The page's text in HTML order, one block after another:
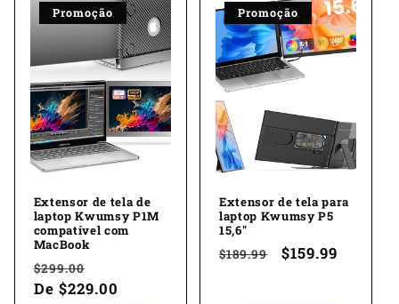
Promoção
Extensor de tela de
laptop Kwumsy P1M
compatível com
MacBook
Preço
normal
$299.00
promocional
De $229.00
Promoção
Extensor de tela para
laptop Kwumsy P5
15,6"
Preço
$189.99
Preço
$159.99